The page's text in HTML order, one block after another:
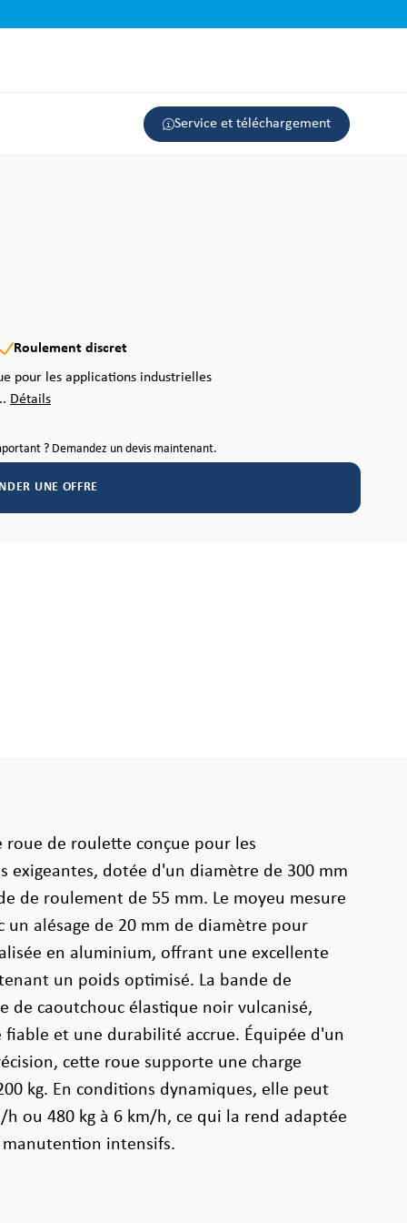
Service et téléchargement
Roulement discret
pour les applications industrielles
Détails
? Demandez un devis maintenant.
UNE OFFRE
roue de roulette conçue pour les
exigeantes, dotée d'un diamètre de 300 mm
de roulement de 55 mm. Le moyeu mesure
un alésage de 20 mm de diamètre pour
en aluminium, offrant une excellente
un poids optimisé. La bande de
de caoutchouc élastique noir vulcanisé,
fiable et une durabilité accrue. Équipée d'un
cette roue supporte une charge
kg. En conditions dynamiques, elle peut
h ou 480 kg à 6 km/h, ce qui la rend adaptée
intensifs.